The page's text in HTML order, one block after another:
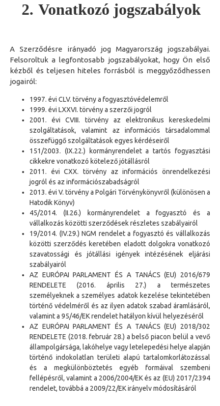
2. Vonatkozó jogszabályok
A Szerződésre irányadó jog Magyarország jogszabályai.
Felsoroltuk a legfontosabb jogszabályokat, hogy Ön első
kézből és teljesen hiteles forrásból is meggyőződhessen
jogairól:
1997. évi CLV. törvény a fogyasztóvédelemről
1999. évi LXXVI. törvény a szerzői jogról
2001. évi CVIII. törvény az elektronikus kereskedelmi
szolgáltatások, valamint az információs társadalommal
összefüggő szolgáltatások egyes kérdéseiről
151/2003. (IX.22.) kormányrendelet a tartós fogyasztási
cikkekre vonatkozó kötelező jótállásról
2011. évi CXX. törvény az információs önrendelkezési
jogról és az információszabadságról
2013. évi V. törvény a Polgári Törvénykönyvről (különösen a
Hatodik Könyv)
45/2014. (II.26.) kormányrendelet a fogyasztó és a
vállalkozás közötti szerződések részletes szabályairól
19/2014. (IV.29.) NGM rendelet a fogyasztó és vállalkozás
közötti szerződés keretében eladott dolgokra vonatkozó
szavatossági és jótállási igények intézésének eljárási
szabályairól
AZ EURÓPAI PARLAMENT ÉS A TANÁCS (EU) 2016/679
RENDELETE (2016. április 27.) a természetes
személyeknek a személyes adatok kezelése tekintetében
történő védelméről és az ilyen adatok szabad áramlásáról,
valamint a 95/46/EK rendelet hatályon kívül helyezéséről
AZ EURÓPAI PARLAMENT ÉS A TANÁCS (EU) 2018/302
RENDELETE (2018. február 28.) a belső piacon belül a vevő
állampolgársága, lakóhelye vagy letelepedési helye alapján
történő indokolatlan területi alapú tartalomkorlátozással
és a megkülönböztetés egyéb formáival szembeni
fellépésről, valamint a 2006/2004/EK és az (EU) 2017/2394
rendelet, továbbá a 2009/22/EK irányelv módosításáról